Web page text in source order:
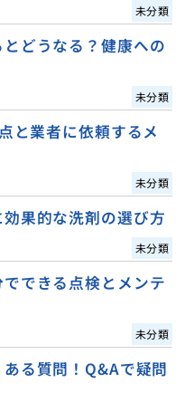
未分類
どうなる？健康への
未分類
と業者に依頼するメ
未分類
果的な洗剤の選び方
未分類
できる点検とメンテ
未分類
る質問！Q&Aで疑問